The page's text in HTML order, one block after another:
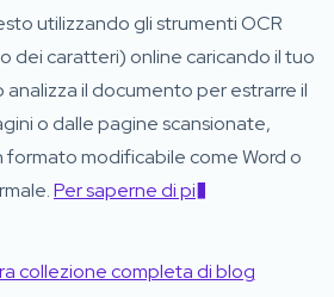
utilizzando gli strumenti OCR
dei caratteri) online caricando il tuo
analizza il documento per estrarre il
o dalle pagine scansionate,
modificabile come Word o
Per saperne di pi�
collezione completa di blog